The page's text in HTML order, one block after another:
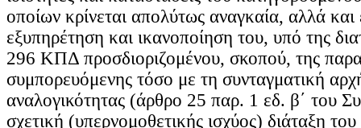
οποίων κρίνεται απολύτως αναγκαία, αλλά
εξυπηρέτηση και ικανοποίηση του, υπό της
296 ΚΠΔ προσδιοριζομένου, σκοπού, της
συμπορευόμενης τόσο με τη συνταγματική
αναλογικότητας (άρθρο 25 παρ. 1 εδ. β΄ του
σχετική (υπερνομοθετικής ισχύος) διάταξη